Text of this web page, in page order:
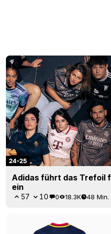
Adidas führt das Trefoil
ein
57 10 0 18.3K 48 Min.